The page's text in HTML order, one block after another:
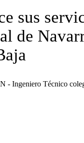
sus
de
Técnico